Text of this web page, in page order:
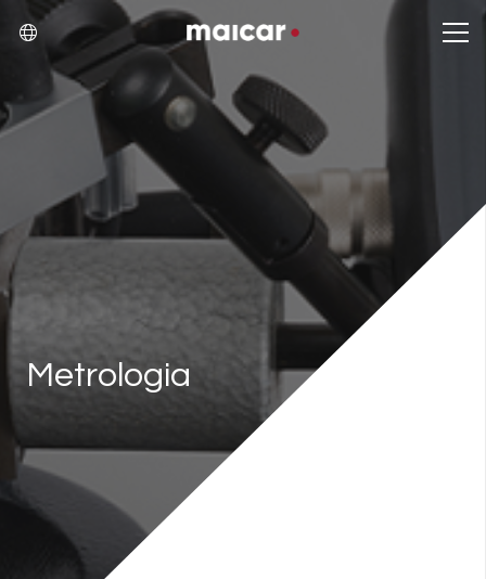
Metrologia